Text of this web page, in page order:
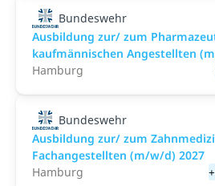
Bundeswehr
Ausbildung zur/ zum
kaufmännischen Angestellten
Hamburg
Bundeswehr
Ausbildung zur/ zum
Fachangestellten (m/w/d) 2027
Hamburg